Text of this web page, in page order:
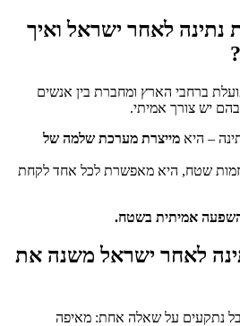
נתינה לאחר ישראל ואיך
ברחבי הארץ ומחברת בין אנשים
יש צורך אמיתי.
– היא מייצרת מערכת שלמה של
שטח, היא מאפשרת לכל אחד לקחת
השפעה אמיתית בשטח.
לאחר ישראל משנה את
נתקעים על שאלה אחת: מאיפה